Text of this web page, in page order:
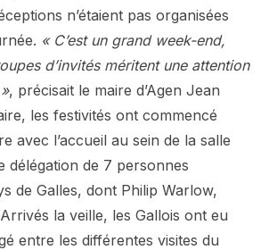
n’étaient pas organisées
« C’est un grand week-end,
d’invités méritent une attention
, précisait le maire d’Agen Jean
les festivités ont commencé
avec l’accueil au sein de la salle
délégation de 7 personnes
de Galles, dont Philip Warlow,
la veille, les Gallois ont eu
entre les différentes visites du